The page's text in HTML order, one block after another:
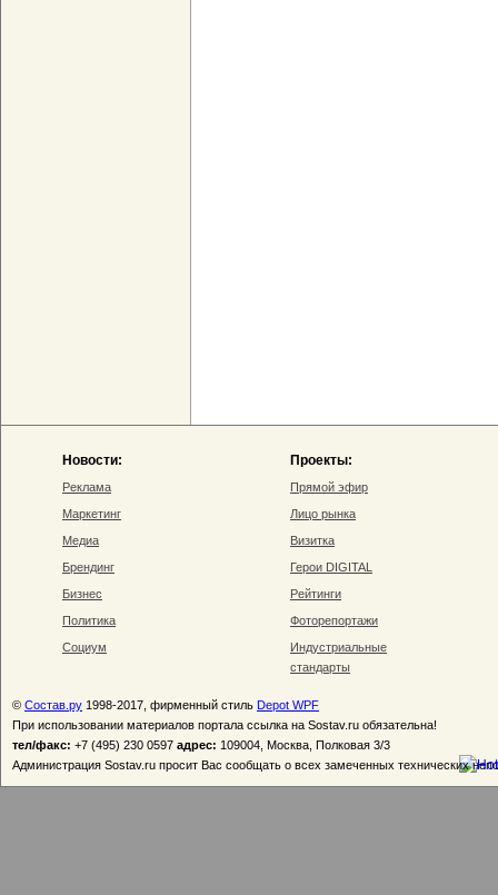
Новости:
Реклама
Маркетинг
Медиа
Брендинг
Бизнес
Политика
Социум
Проекты:
Прямой эфир
Лицо рынка
Визитка
Герои DIGITAL
Рейтинги
Фоторепортажи
Индустриальные
стандарты
© Состав.ру 1998-2017, фирменный стиль Depot WPF
При использовании материалов портала ссылка на Sostav.ru обязательна!
тел/факс: +7 (495) 230 0597 адрес: 109004, Москва, Полковая 3/3
Администрация Sostav.ru просит Вас сообщать о всех замеченных технических